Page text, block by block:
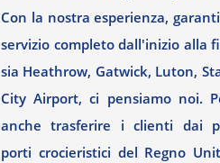
Con la nostra esperienza,
servizio completo dall'inizio alla
sia Heathrow, Gatwick, Luton,
City Airport, ci pensiamo noi.
anche trasferire i clienti dai
porti crocieristici del Regno